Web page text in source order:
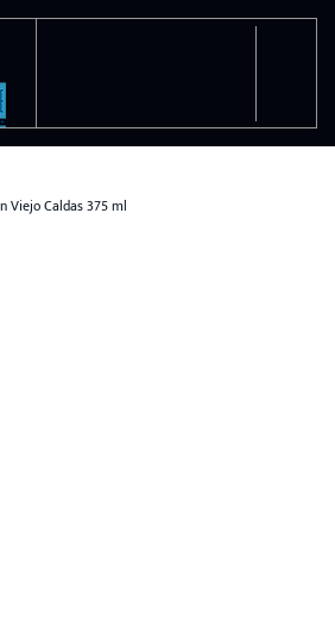
Viejo Caldas 375 ml